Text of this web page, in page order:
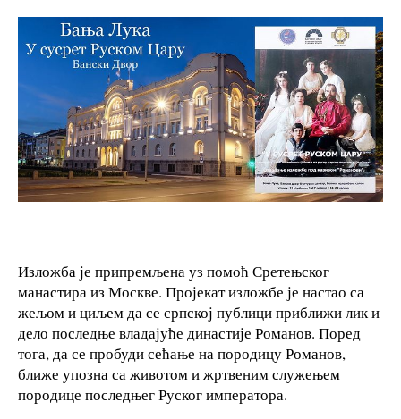
Изложба је припремљена уз помоћ Сретењског
манастира из Москве. Пројекат изложбе је настао са
жељом и циљем да се српској публици приближи лик и
дело последње владајуће династије Романов. Поред
тога, да се пробуди сећање на породицу Романов,
ближе упозна са животом и жртвеним служењем
породице последњег Руског императора.